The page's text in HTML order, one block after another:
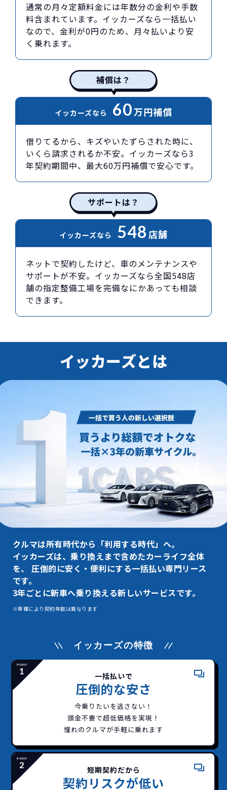
通常の月々定額料金には年数分の金利や手数
料含まれています。イッカーズなら一括払い
なので、金利が0円のため、月々払いより安
く乗れます。
補償は？
イッカーズなら 60万円補償
借りてるから、キズやいたずらされた時に、
いくら請求されるか不安。イッカーズなら3
年契約期間中、最大60万円補償で安心です。
サポートは？
イッカーズなら 548店舗
ネットで契約したけど、車のメンテナンスや
サポートが不安。イッカーズなら全国548店
舗の指定整備工場を完備なにかあっても相談
できます。
イッカーズとは
クルマは所有時代から「利用する時代」へ。
イッカーズは、乗り換えまで含めたカーライフ全体
を、
圧倒的に安く・便利にする一括払い専門リース
です。
3年ごとに新車へ乗り換える新しいサービスです。
※車種により契約年数は異なります
イッカーズの特徴
一括払いで
圧倒的な安さ
今乗りたいを逃さない！
頭金不要で超低価格を実現！
憧れのクルマが手軽に乗れます
短期契約だから
契約リスクが低い